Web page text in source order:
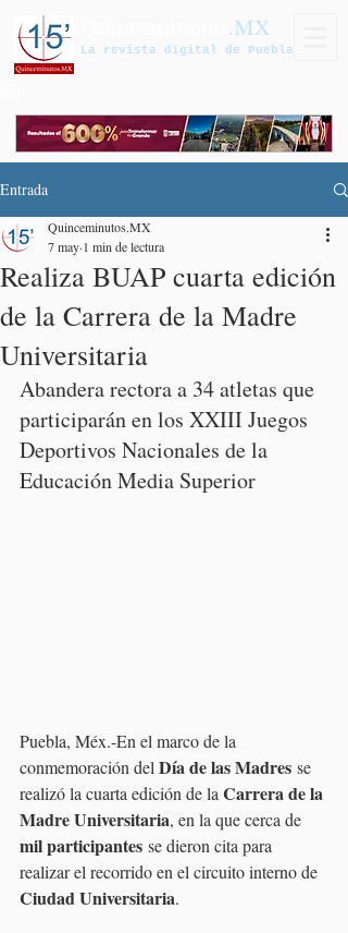
.MX
La revista digital de Puebla
Entrada
Realiza BUAP cuarta edición
de la Carrera de la Madre
Universitaria
Quinceminutos.MX
7 may 1 min de lectura
Abandera rectora a 34 atletas que
participarán en los XXIII Juegos
Deportivos Nacionales de la
Educación Media Superior
Puebla, Méx.-En el marco de la
conmemoración del Día de las Madres se
realizó la cuarta edición de la Carrera de la
Madre Universitaria, en la que cerca de
mil participantes se dieron cita para
realizar el recorrido en el circuito interno de
Ciudad Universitaria.